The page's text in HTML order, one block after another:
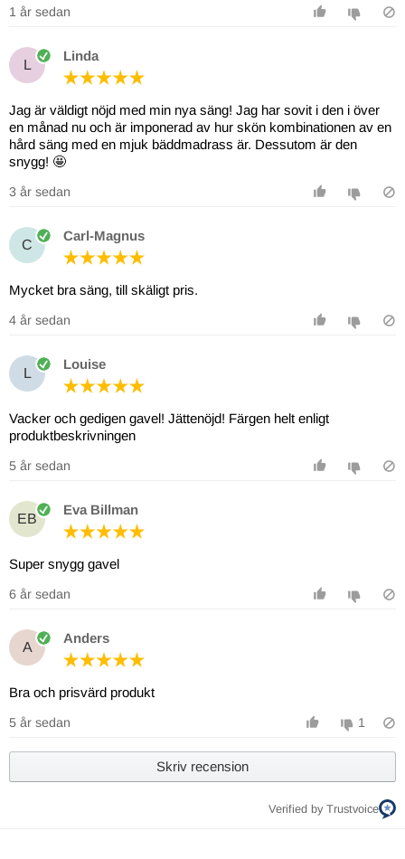
1 år sedan
L
Linda
Jag är väldigt nöjd med min nya säng! Jag har sovit i den i över
en månad nu och är imponerad av hur skön kombinationen av en
hård säng med en mjuk bäddmadrass är. Dessutom är den
snygg! 🤩
3 år sedan
C
Carl-Magnus
Mycket bra säng, till skäligt pris.
4 år sedan
L
Louise
Vacker och gedigen gavel! Jättenöjd! Färgen helt enligt
produktbeskrivningen
5 år sedan
EB
Eva Billman
Super snygg gavel
6 år sedan
A
Anders
Bra och prisvärd produkt
5 år sedan 1
Skriv recension
Verified by Trustvoice